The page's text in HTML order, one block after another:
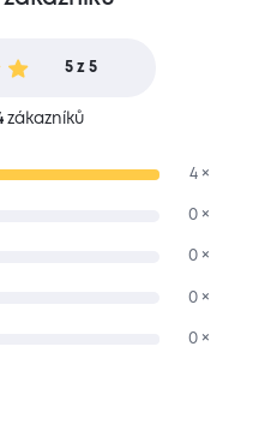
5 z 5
zákazníků
4 ×
0 ×
0 ×
0 ×
0 ×